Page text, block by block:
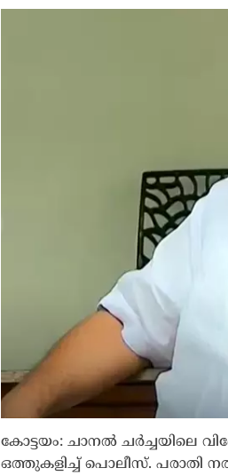
കോട്ടയം: ചാനൽ ചർച്ചയിലെ
ഒത്തുകളിച്ച് പൊലീസ്. പരാതി